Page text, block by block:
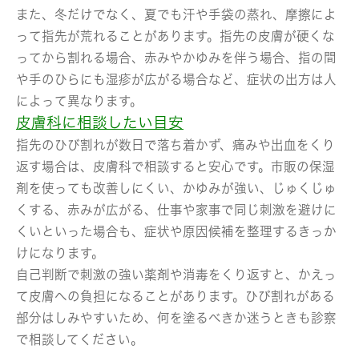
また、冬だけでなく、夏でも汗や手袋の蒸れ、摩擦によ
って指先が荒れることがあります。指先の皮膚が硬くな
ってから割れる場合、赤みやかゆみを伴う場合、指の間
や手のひらにも湿疹が広がる場合など、症状の出方は人
によって異なります。
皮膚科に相談したい目安
指先のひび割れが数日で落ち着かず、痛みや出血をくり
返す場合は、皮膚科で相談すると安心です。市販の保湿
剤を使っても改善しにくい、かゆみが強い、じゅくじゅ
くする、赤みが広がる、仕事や家事で同じ刺激を避けに
くいといった場合も、症状や原因候補を整理するきっか
けになります。
自己判断で刺激の強い薬剤や消毒をくり返すと、かえっ
て皮膚への負担になることがあります。ひび割れがある
部分はしみやすいため、何を塗るべきか迷うときも診察
で相談してください。